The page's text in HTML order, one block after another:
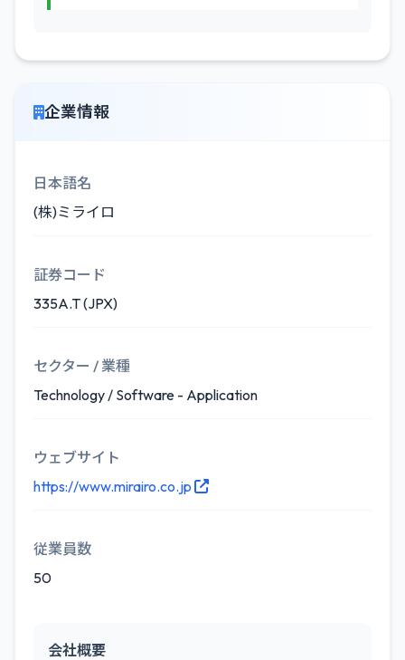
企業情報
日本語名
(株)ミライロ
証券コード
335A.T (JPX)
セクター / 業種
Technology / Software - Application
ウェブサイト
https://www.mirairo.co.jp
従業員数
50
会社概要